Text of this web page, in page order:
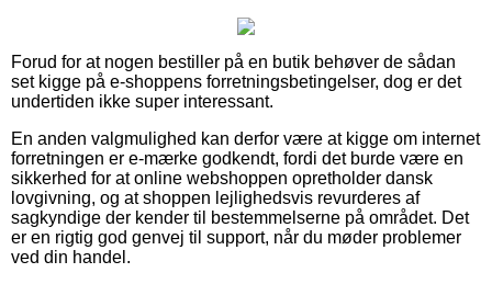
Forud for at nogen bestiller på en butik behøver de sådan
set kigge på e-shoppens forretningsbetingelser, dog er det
undertiden ikke super interessant.
En anden valgmulighed kan derfor være at kigge om internet
forretningen er e-mærke godkendt, fordi det burde være en
sikkerhed for at online webshoppen opretholder dansk
lovgivning, og at shoppen lejlighedsvis revurderes af
sagkyndige der kender til bestemmelserne på området. Det
er en rigtig god genvej til support, når du møder problemer
ved din handel.